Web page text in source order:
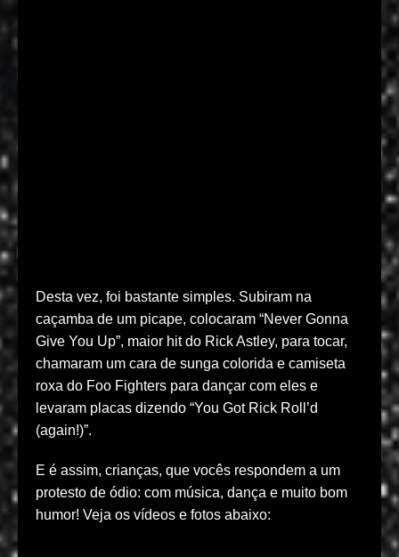
Desta vez, foi bastante simples. Subiram na
caçamba de um picape, colocaram “Never Gonna
Give You Up”, maior hit do Rick Astley, para tocar,
chamaram um cara de sunga colorida e camiseta
roxa do Foo Fighters para dançar com eles e
levaram placas dizendo “You Got Rick Roll’d
(again!)”.
E é assim, crianças, que vocês respondem a um
protesto de ódio: com música, dança e muito bom
humor! Veja os vídeos e fotos abaixo: